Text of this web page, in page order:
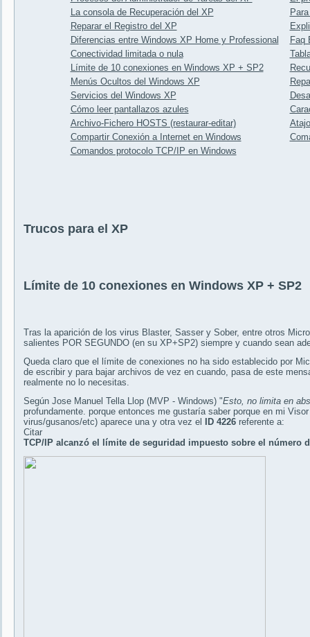
La consola de Recuperación del XP
Reparar el Registro del XP
Diferencias entre Windows XP Home y Professional
Faq
Conectividad limitada o nula
Límite de 10 conexiones en Windows XP + SP2
Menús Ocultos del Windows XP
Servicios del Windows XP
Cómo leer pantallazos azules
Archivo-Fichero HOSTS (restaurar-editar)
Compartir Conexión a Internet en Windows
Comandos protocolo TCP/IP en Windows
Trucos para el XP
Límite de 10 conexiones en Windows XP + SP2
Tras la aparición de los virus Blaster, Sasser y Sober, entre otros
salientes POR SEGUNDO (en su XP+SP2) siempre y cuando sean
Queda claro que el límite de conexiones no ha sido establecido por
de escribir y para bajar archivos de vez en cuando, pasa de este
realmente no lo necesitas.
Según Jose Manuel Tella Llop (MVP - Windows) "Esto, no limita en
profundamente. porque entonces me gustaría saber porque en mi
virus/gusanos/etc) aparece una y otra vez el
ID 4226 referente a:
Citar
TCP/IP alcanzó el límite de seguridad impuesto sobre el número